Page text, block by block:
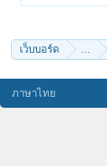
เว็บบอร์ด ...
ภาษาไทย